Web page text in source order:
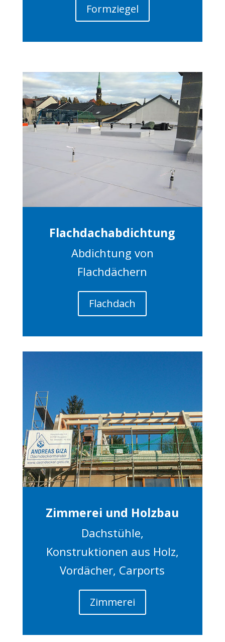
Formziegel
Flachdachabdichtung
Abdichtung von
Flachdächern
Flachdach
Zimmerei und Holzbau
Dachstühle,
Konstruktionen aus Holz,
Vordächer, Carports
Zimmerei